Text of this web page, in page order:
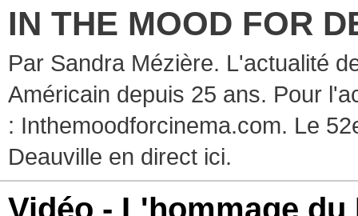
IN THE MOOD FOR
Par Sandra Mézière. L'actualité
Américain depuis 25 ans. Pour
: Inthemoodforcinema.com. Le
Deauville en direct ici.
Vidéo - L'hommage du